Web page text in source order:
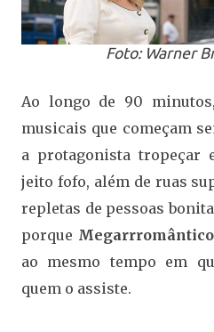
Foto: Warner
Ao longo de 90
musicais que começam
a protagonista tropeçar
jeito fofo, além de ruas
repletas de pessoas
porque Megarrromântico
ao mesmo tempo em
quem o assiste.